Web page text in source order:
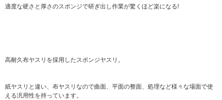
適度な硬さと厚さのスポンジで研ぎ出し作業が驚くほど楽になる!
高耐久布ヤスリを採用したスポンジヤスリ。
紙ヤスリと違い、布ヤスリなので曲面、平面の整面、処理など様々な場面で使
える汎用性を持っています。